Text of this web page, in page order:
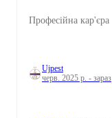
Професійна кар'єра
Ujpest
черв. 2025 р. - зараз